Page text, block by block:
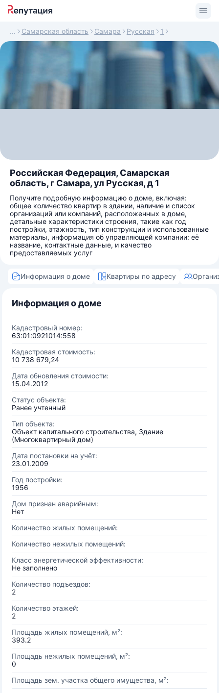
Самарская область Самара Русская 1
Российская Федерация, Самарская
область, г Самара, ул Русская, д 1
Получите подробную информацию о доме, включая:
общее количество квартир в здании, наличие и список
организаций или компаний, расположенных в доме,
детальные характеристики строения, такие как год
постройки, этажность, тип конструкции и использованные
материалы, информация об управляющей компании: её
название, контактные данные, и качество
предоставляемых услуг
Информация о доме Квартиры по адресу
Информация о доме
Кадастровый номер:
63:01:0921014:558
Кадастровая стоимость:
10 738 679,24
Дата обновления стоимости:
15.04.2012
Статус объекта:
Ранее учтенный
Тип объекта:
Объект капитального строительства, Здание
(Многоквартирный дом)
Дата постановки на учёт:
23.01.2009
Год постройки:
1956
Дом признан аварийным:
Нет
Количество жилых помещений:
Количество нежилых помещений:
Класс энергетической эффективности:
Не заполнено
Количество подъездов:
2
Количество этажей:
2
Площадь жилых помещений, м²:
393.2
Площадь нежилых помещений, м²:
0
Площадь зем. участка общего имущества, м²: